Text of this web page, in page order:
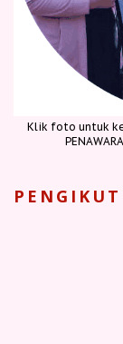
Klik foto untuk
PENGIKUT